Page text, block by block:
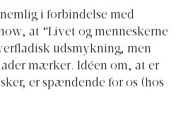
i forbindelse med
at “Livet og menneskerne
udsmykning, men
mærker. Idéen om, at er
er spændende for os (hos